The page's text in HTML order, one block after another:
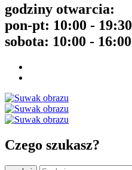
godziny otwarcia:
pon-pt: 10:00 - 19:30
sobota: 10:00 - 16:00
Czego szukasz?